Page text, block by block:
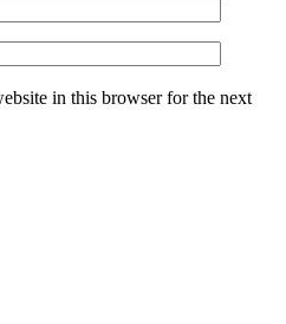
in this browser for the next